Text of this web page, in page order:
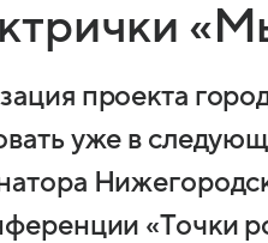
проекта
уже в
«Точки